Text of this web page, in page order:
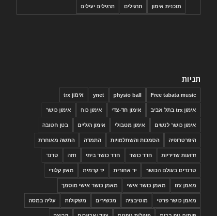
תוכנית אימון תרגילים תרגילים יעילים
תגיות
Free tabata music
physio ball
ynet אימון trx
אימון trx בתל אביב אימון חד-צדי אימון כוח אימון כושר
אימון כושר לנשים אימון מטבולי אימון רגליים בטן חטובה
היפרטרופיה הסמכות והשתלמויות התמדה התשה מאוחרת
זרועות שריריות חדר כושר חדר כושר ביתי חזה טרנד
טרנדים בעולם הכושר יד אחורית יד קדמית מאזן קלורי
מאמן trx מאמן כושר אישי מאמן כושר אישי מוסמך
מאמן כושר פרטי מוטיבציה מכשירים משקולות עליה במסה